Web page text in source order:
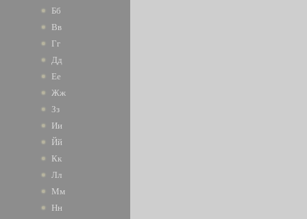
Бб
Вв
Гг
Дд
Ее
Жж
Зз
Ии
Йй
Кк
Лл
Мм
Нн